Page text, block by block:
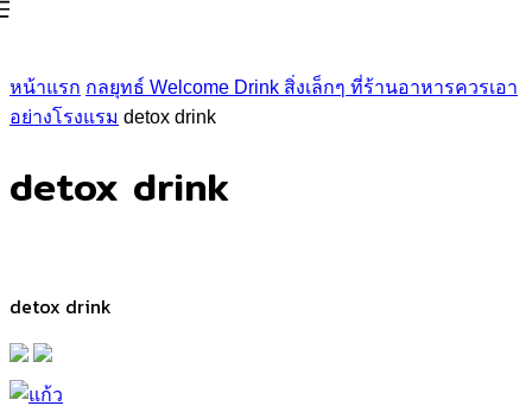
หน้าแรก กลยุทธ์ Welcome Drink สิ่งเล็กๆ ที่ร้านอาหารควรเอา
อย่างโรงแรม detox drink
detox drink
detox drink